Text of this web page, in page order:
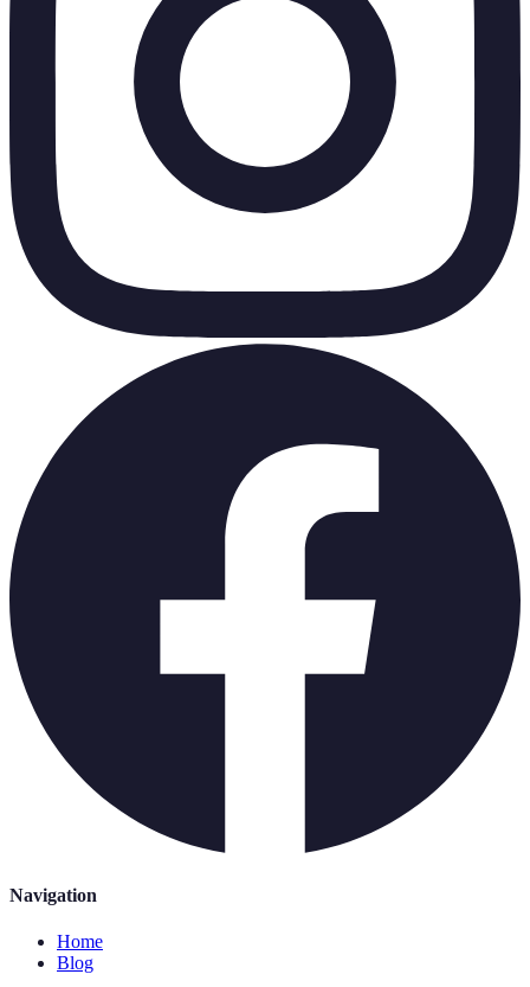
Navigation
Home
Blog